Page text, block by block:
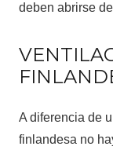
deben abrirse
A diferencia de
finlandesa no